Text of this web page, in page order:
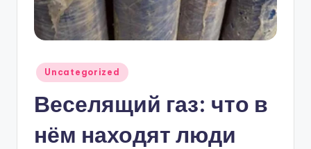
Posted
in
Uncategorized
Веселящий газ: что в
нём находят люди